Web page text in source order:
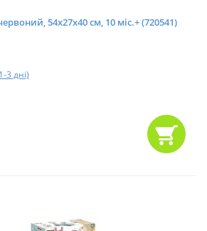
54х27х40 см, 10 міс.+ (720541)
3 дні)